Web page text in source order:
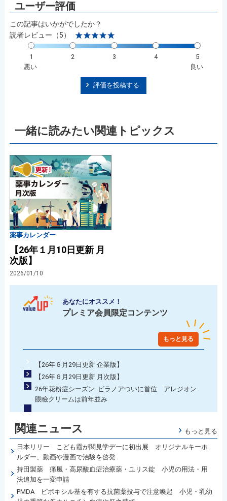
この記事はいかがでしたか？
読者レビュー（5）
1 2 3 4
5
悪い
良い
評価を投稿する
一緒に読みたい関連トピックス
薬事カレンダー
【26年１月10日更新 月
次版】
2026/01/10
あなたにオススメ！
プレミア会員限定コンテンツ
もっと見る
【26年６月29日更新 企業版】
【26年６月29日更新 月次版】
26年花粉症シーズン ビラノアついに首位 アレジオン
眼瞼クリームは前年並み
関連ニュース もっと見る
日本リリー こども霞が関見学デーに初出展 オリジナルキーホ
ルダー、動画や漫画で治験を啓発
持田製薬 痛風・高尿酸血症治療薬・ユリス錠 小児の用法・用
法追加を一変申請
PMDA ピボキシル基を有する抗菌薬投与で注意喚起 小児・乳幼